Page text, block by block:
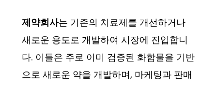
제약회사는 기존의 치료제를 개선하거나
새로운 용도로 개발하여 시장에 진입합니
다. 이들은 주로 이미 검증된 화합물을 기반
으로 새로운 약을 개발하며, 마케팅과 판매